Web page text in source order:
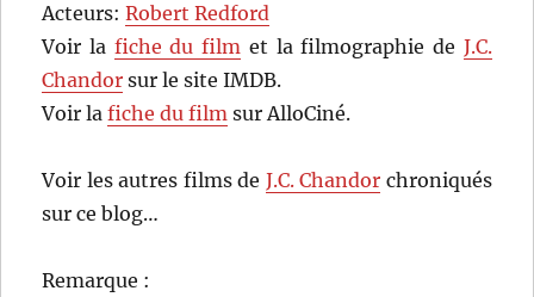
Acteurs:Robert Redford
Voir la fiche du film et la filmographie de J.C.
Chandor sur le site IMDB.
Voir lafiche du film sur AlloCiné.
Voir les autres films de J.C. Chandor chroniqués
sur ce blog…
Remarque :